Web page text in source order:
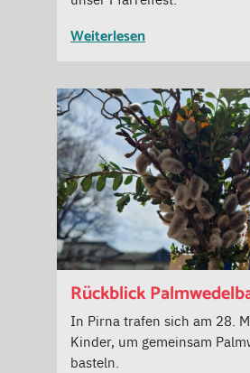
Weiterlesen
Rückblick
In Pirna trafen sich am 28.
Kinder, um gemeinsam
basteln.